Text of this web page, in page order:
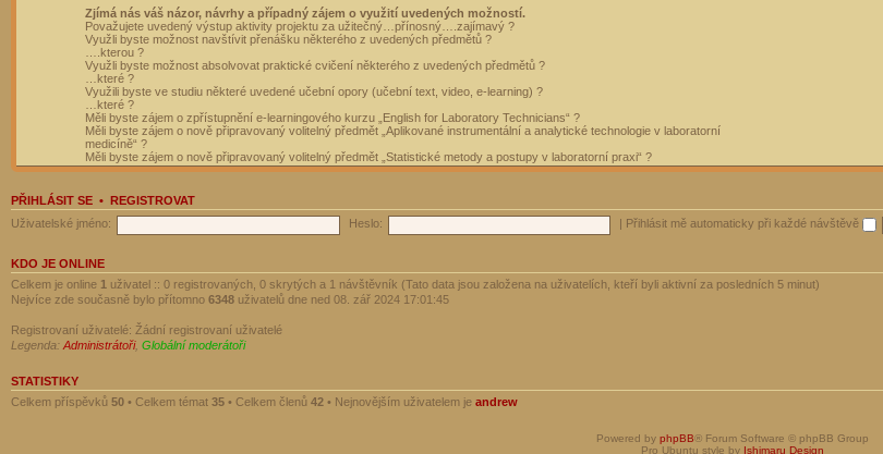
Zjímá nás váš názor, návrhy a případný zájem o využití uvedených možností.
Považujete uvedený výstup aktivity projektu za užitečný…přínosný….zajímavý ?
Využli byste možnost navštívit přenášku některého z uvedených předmětů ?
….kterou ?
Využli byste možnost absolvovat praktické cvičení některého z uvedených předmětů ?
…které ?
Využili byste ve studiu některé uvedené učební opory (učební text, video, e-learning) ?
…které ?
Měli byste zájem o zpřístupnění e-learningového kurzu „English for Laboratory Technicians“ ?
Měli byste zájem o nově připravovaný volitelný předmět „Aplikované instrumentální a analytické technologie v laboratorní
medicíně“ ?
Měli byste zájem o nově připravovaný volitelný předmět „Statistické metody a postupy v laboratorní praxi“ ?
PŘIHLÁSIT SE • REGISTROVAT
Uživatelské jméno:
Heslo: Přihlásit mě automaticky při každé návštěvě
KDO JE ONLINE
Celkem je online 1 uživatel :: 0 registrovaných, 0 skrytých a 1 návštěvník (Tato data jsou založena na uživatelích, kteří byli aktivní za posledních 5 minut)
Nejvíce zde současně bylo přítomno 6348 uživatelů dne ned 08. zář 2024 17:01:45
Registrovaní uživatelé: Žádní registrovaní uživatelé
Legenda: Administrátoři, Globální moderátoři
STATISTIKY
Celkem příspěvků 50 • Celkem témat 35 • Celkem členů 42 • Nejnovějším uživatelem je andrew
Powered by phpBB® Forum Software © phpBB Group
Pro Ubuntu style by Ishimaru Design